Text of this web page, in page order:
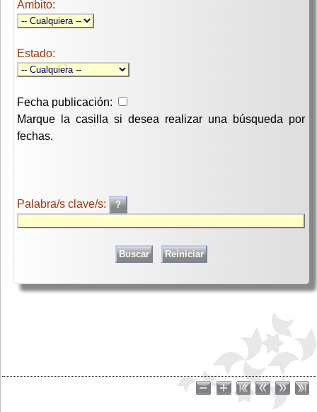
Ambito:
Estado:
Fecha publicación:
Marque la casilla si desea realizar una búsqueda por
fechas.
Palabra/s clave/s: